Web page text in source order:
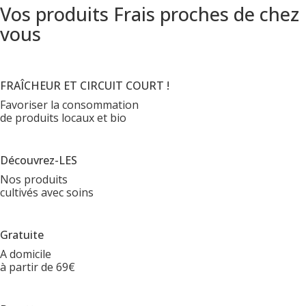
Vos produits Frais proches de chez
vous
FRAÎCHEUR ET CIRCUIT COURT !
Favoriser la consommation
de produits locaux et bio
Découvrez-LES
Nos produits
cultivés avec soins
Gratuite
A domicile
à partir de 69€